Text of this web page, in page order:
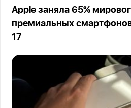
Apple заняла 65%
премиальных
17